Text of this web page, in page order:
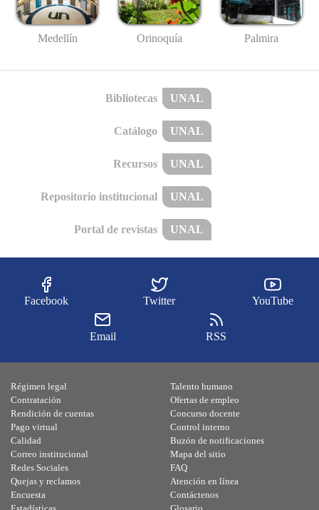
Medellín Orinoquía Palmira
Bibliotecas UNAL
Catálogo UNAL
Recursos UNAL
Repositorio institucional UNAL
Portal de revistas UNAL
Facebook Twitter YouTube
Email RSS
Régimen legal
Contratación
Rendición de cuentas
Pago virtual
Calidad
Talento humano
Ofertas de empleo
Concurso docente
Control interno
Buzón de notificaciones
Correo institucional
Redes Sociales
Quejas y reclamos
Encuesta
Mapa del sitio
FAQ
Atención en línea
Contáctenos